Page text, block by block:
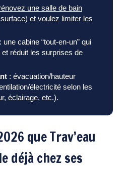
une salle de bain
et voulez limiter les
: une cabine “tout-en-un” qui
réduit les surprises de
: évacuation/hauteur
électricité selon les
éclairage, etc.).
que Trav’eau
déjà chez ses